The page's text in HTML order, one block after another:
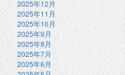
2025年12月
2025年11月
2025年10月
2025年9月
2025年8月
2025年7月
2025年6月